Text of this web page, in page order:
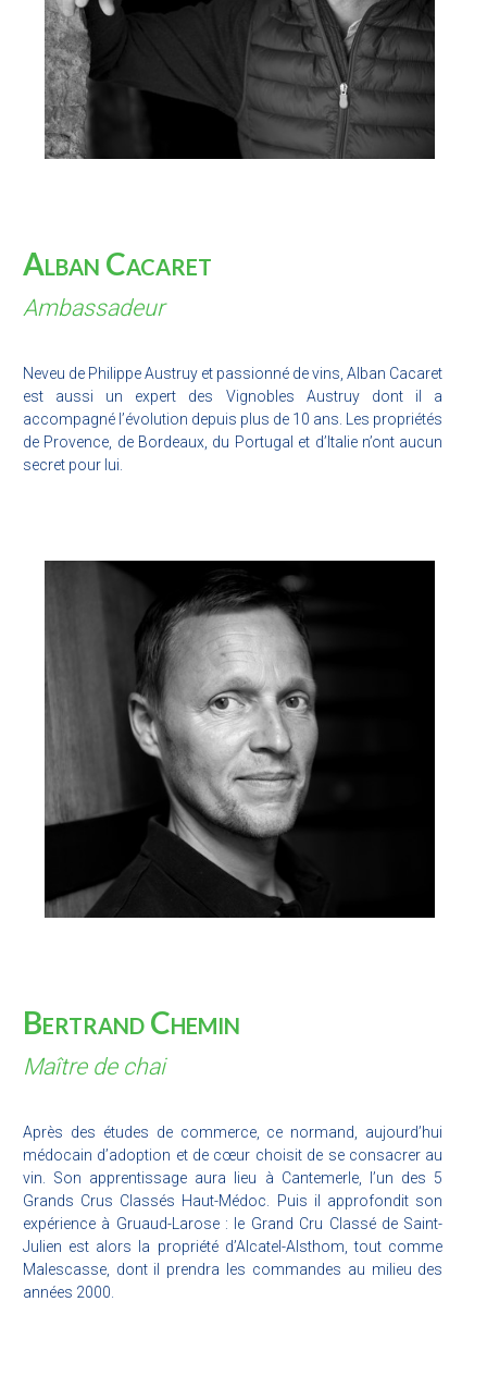
Alban Cacaret
Ambassadeur
Neveu de Philippe Austruy et passionné de vins, Alban Cacaret
est aussi un expert des Vignobles Austruy dont il a
accompagné l’évolution depuis plus de 10 ans. Les propriétés
de Provence, de Bordeaux, du Portugal et d’Italie n’ont aucun
secret pour lui.
Bertrand Chemin
Maître de chai
Après des études de commerce, ce normand, aujourd’hui
médocain d’adoption et de cœur choisit de se consacrer au
vin. Son apprentissage aura lieu à Cantemerle, l’un des 5
Grands Crus Classés Haut-Médoc. Puis il approfondit son
expérience à Gruaud-Larose : le Grand Cru Classé de Saint-
Julien est alors la propriété d’Alcatel-Alsthom, tout comme
Malescasse, dont il prendra les commandes au milieu des
années 2000.